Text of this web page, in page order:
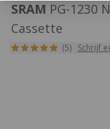
SRAM PG-1230
Cassette
(5) Schrijf